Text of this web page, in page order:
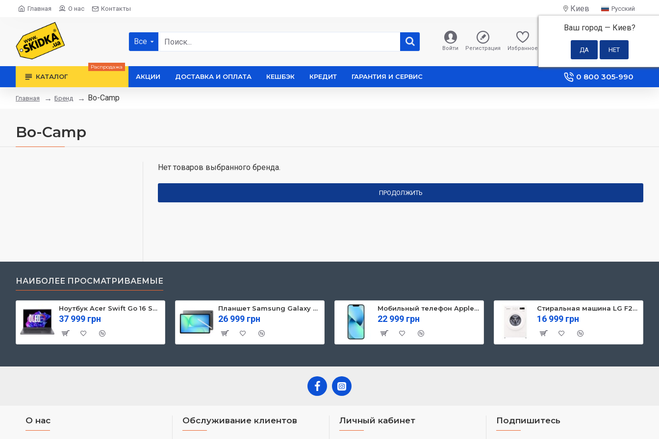
Главная О нас Контакты Киев
Ваш город — Киев?
Русский
Все
Войти Регистрация Избранное
0 грн
КАТАЛОГ
Распродажа
АКЦИИ ДОСТАВКА И ОПЛАТА КЕШБЭК КРЕДИТ ГАРАНТИЯ И СЕРВИС 0 800 305-990
Главная Бренд Bo-Camp
Bo-Camp
Нет товаров выбранного бренда.
ПРОДОЛЖИТЬ
НАИБОЛЕЕ ПРОСМАТРИВАЕМЫЕ
Ноутбук Acer Swift Go 16 SFG16-71 (NX.KVZEU.003)
37 999 грн
Планшет Samsung Galaxy Tab S10 FE 5G 8/128GB Gray (SM-X526BZAREUC)
26 999 грн
Мобильный телефон Apple iPhone 13 128GB Starlight (MLPG3)
22 999 грн
Стиральная машина LG F2Y1NS3W
16 999 грн
О нас Обслуживание клиентов Личный кабинет Подпишитесь